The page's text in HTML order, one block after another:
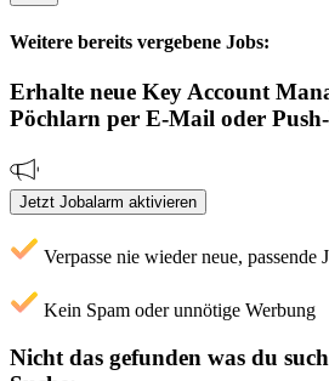
Weitere bereits vergebene Jobs:
Erhalte neue Key Account
Pöchlarn per E-Mail oder
Jetzt Jobalarm aktivieren
Verpasse nie wieder neue, passende
Kein Spam oder unnötige Werbung
Nicht das gefunden was du